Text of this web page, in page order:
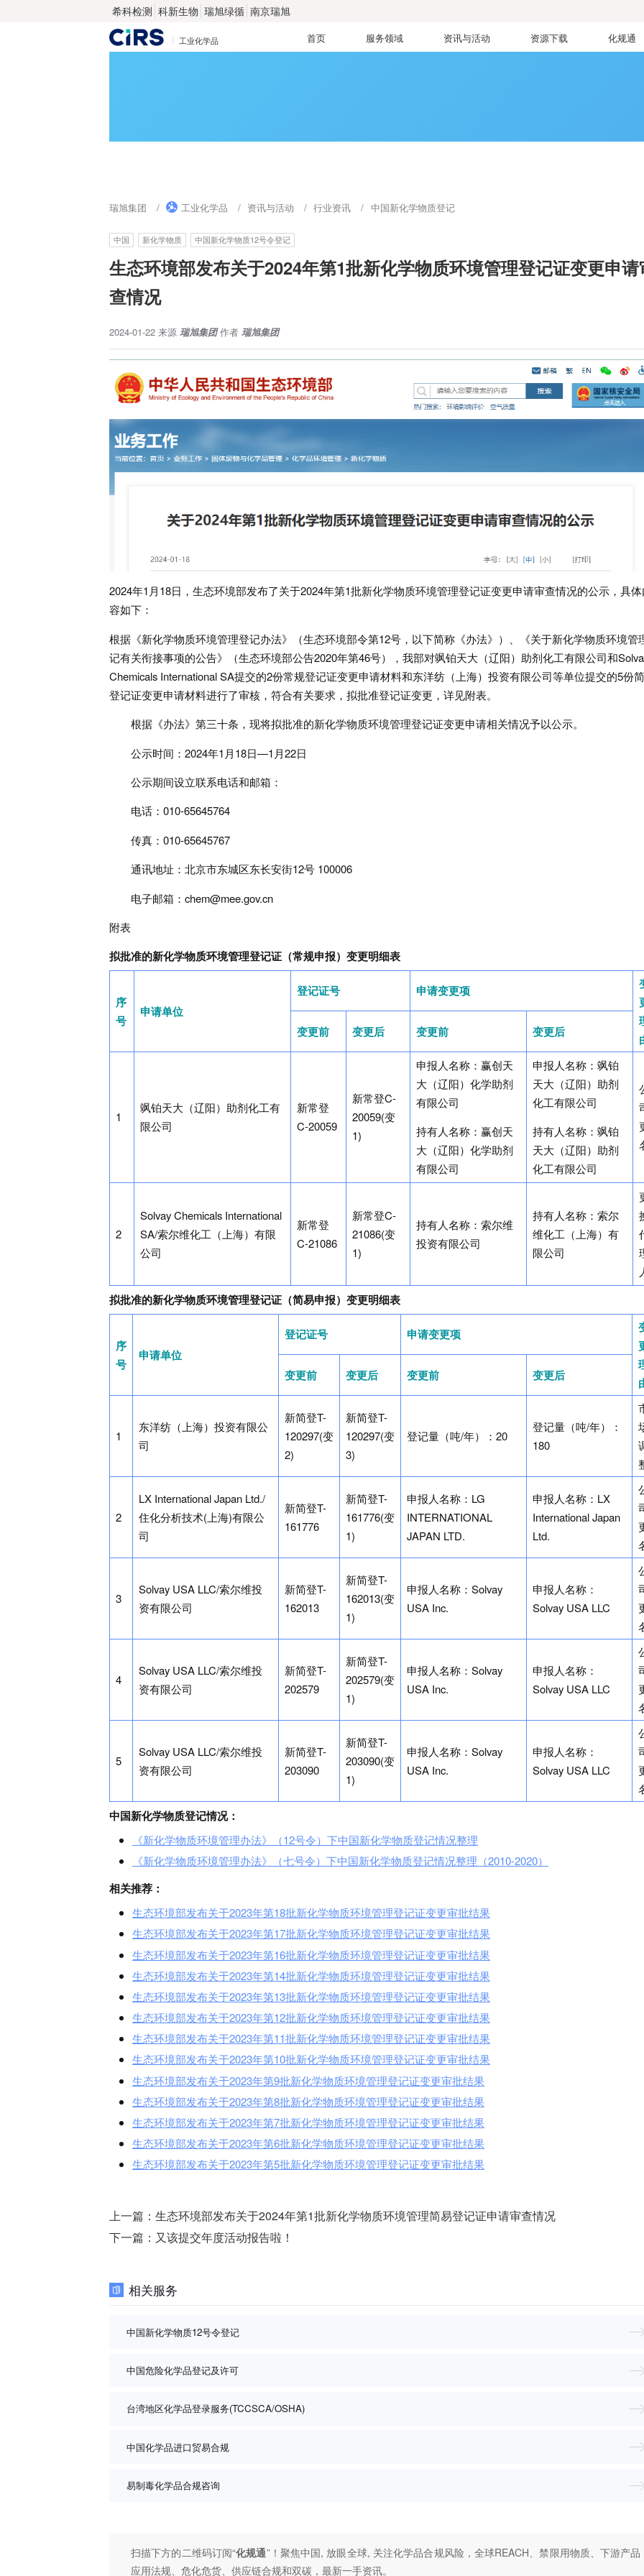
希科检测 科新生物 瑞旭绿循 南京瑞旭
工业化学品 首页 服务领域 资讯与活动 资源下载 化规通
瑞旭集团 工业化学品 资讯与活动 行业资讯 中国新化学物质登记
中国 新化学物质 中国新化学物质12号令登记
生态环境部发布关于2024年第1批新化学物质环境管理登记证变更申请
查情况
2024-01-22 来源 瑞旭集团 作者 瑞旭集团
2024年1月18日，生态环境部发布了关于2024年第1批新化学物质环境管理登记证变更申请审查情况的公示，具体
容如下：
根据《新化学物质环境管理登记办法》（生态环境部令第12号，以下简称《办法》）、《关于新化学物质环境管
记有关衔接事项的公告》（生态环境部公告2020年第46号），我部对飒铂天大（辽阳）助剂化工有限公司和
Chemicals International SA提交的2份常规登记证变更申请材料和东洋纺（上海）投资有限公司等单位提交的5份
登记证变更申请材料进行了审核，符合有关要求，拟批准登记证变更，详见附表。
根据《办法》第三十条，现将拟批准的新化学物质环境管理登记证变更申请相关情况予以公示。
公示时间：2024年1月18日—1月22日
公示期间设立联系电话和邮箱：
电话：010-65645764
传真：010-65645767
通讯地址：北京市东城区东长安街12号 100006
电子邮箱：chem@mee.gov.cn
附表
拟批准的新化学物质环境管理登记证（常规申报）变更明细表
序
号
申请单位
登记证号 申请变更项
变更前 变更后 变更前 变更后
1
飒铂天大（辽阳）助剂化工有
限公司
新常登
C-20059
新常登C-
20059(变
1)
申报人名称：赢创天
大（辽阳）化学助剂
有限公司
持有人名称：赢创天
大（辽阳）化学助剂
有限公司
申报人名称：飒铂
天大（辽阳）助剂
化工有限公司
持有人名称：飒铂
天大（辽阳）助剂
化工有限公司
2
Solvay Chemicals International
SA/索尔维化工（上海）有限
公司
新常登
C-21086
新常登C-
21086(变
1)
持有人名称：索尔维
投资有限公司
持有人名称：索尔
维化工（上海）有
限公司
拟批准的新化学物质环境管理登记证（简易申报）变更明细表
序
号
申请单位
登记证号 申请变更项
变更前 变更后 变更前 变更后
1
东洋纺（上海）投资有限公
司
新简登T-
120297(变
2)
新简登T-
120297(变
3)
登记量（吨/年）：20
登记量（吨/年）：
180
2
LX International Japan Ltd./
住化分析技术(上海)有限公
司
新简登T-
161776
新简登T-
161776(变
1)
申报人名称：LG
INTERNATIONAL
JAPAN LTD.
申报人名称：LX
International Japan
Ltd.
3
Solvay USA LLC/索尔维投
资有限公司
新简登T-
162013
新简登T-
162013(变
1)
申报人名称：Solvay
USA Inc.
申报人名称：
Solvay USA LLC
4
Solvay USA LLC/索尔维投
资有限公司
新简登T-
202579
新简登T-
202579(变
1)
申报人名称：Solvay
USA Inc.
申报人名称：
Solvay USA LLC
5
Solvay USA LLC/索尔维投
资有限公司
新简登T-
203090
新简登T-
203090(变
1)
申报人名称：Solvay
USA Inc.
申报人名称：
Solvay USA LLC
中国新化学物质登记情况：
《新化学物质环境管理办法》（12号令）下中国新化学物质登记情况整理
《新化学物质环境管理办法》（七号令）下中国新化学物质登记情况整理（2010-2020）
相关推荐：
生态环境部发布关于2023年第18批新化学物质环境管理登记证变更审批结果
生态环境部发布关于2023年第17批新化学物质环境管理登记证变更审批结果
生态环境部发布关于2023年第16批新化学物质环境管理登记证变更审批结果
生态环境部发布关于2023年第14批新化学物质环境管理登记证变更审批结果
生态环境部发布关于2023年第13批新化学物质环境管理登记证变更审批结果
生态环境部发布关于2023年第12批新化学物质环境管理登记证变更审批结果
生态环境部发布关于2023年第11批新化学物质环境管理登记证变更审批结果
生态环境部发布关于2023年第10批新化学物质环境管理登记证变更审批结果
生态环境部发布关于2023年第9批新化学物质环境管理登记证变更审批结果
生态环境部发布关于2023年第8批新化学物质环境管理登记证变更审批结果
生态环境部发布关于2023年第7批新化学物质环境管理登记证变更审批结果
生态环境部发布关于2023年第6批新化学物质环境管理登记证变更审批结果
生态环境部发布关于2023年第5批新化学物质环境管理登记证变更审批结果
上一篇： 生态环境部发布关于2024年第1批新化学物质环境管理简易登记证申请审查情况
下一篇： 又该提交年度活动报告啦！
相关服务
中国新化学物质12号令登记
中国危险化学品登记及许可
台湾地区化学品登录服务(TCCSCA/OSHA)
中国化学品进口贸易合规
易制毒化学品合规咨询
扫描下方的二维码订阅“化规通”！聚焦中国, 放眼全球, 关注化学品合规风险，全球REACH、禁限用物质、下游产品
应用法规、危化危货、供应链合规和双碳，最新一手资讯。